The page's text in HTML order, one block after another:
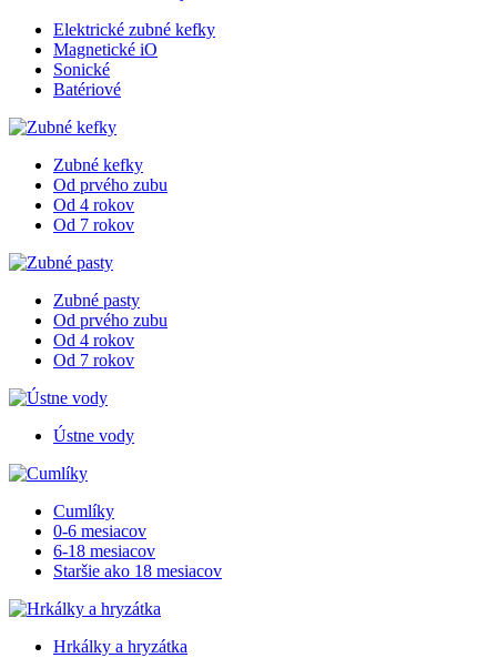
Elektrické zubné kefky
Magnetické iO
Sonické
Batériové
Zubné kefky
Od prvého zubu
Od 4 rokov
Od 7 rokov
Zubné pasty
Od prvého zubu
Od 4 rokov
Od 7 rokov
Ústne vody
Cumlíky
0-6 mesiacov
6-18 mesiacov
Staršie ako 18 mesiacov
Hrkálky a hryzátka